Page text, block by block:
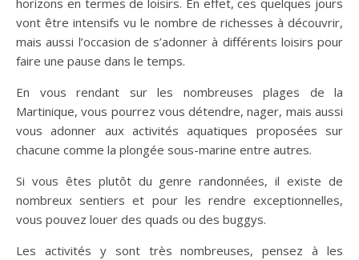
vont être intensifs vu le nombre de richesses à découvrir,
mais aussi l’occasion de s’adonner à différents loisirs pour
faire une pause dans le temps.
En vous rendant sur les nombreuses plages de la
Martinique, vous pourrez vous détendre, nager, mais aussi
vous adonner aux activités aquatiques proposées sur
chacune comme la plongée sous-marine entre autres.
Si vous êtes plutôt du genre randonnées, il existe de
nombreux sentiers et pour les rendre exceptionnelles,
vous pouvez louer des quads ou des buggys.
Les activités y sont très nombreuses, pensez à les